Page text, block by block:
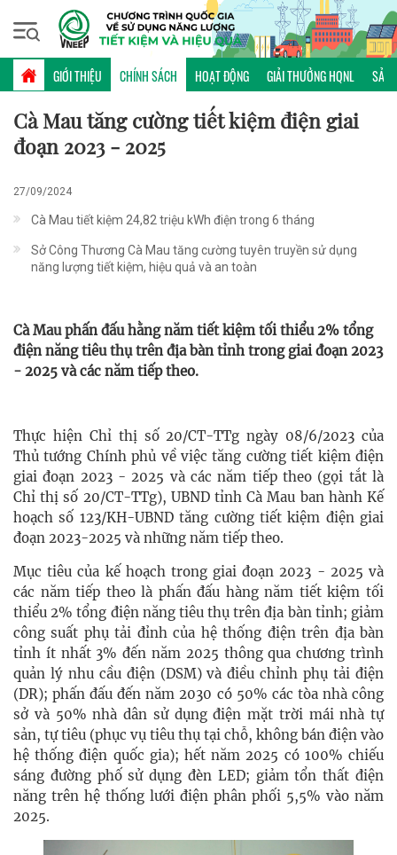
GIỚI THIỆU CHÍNH SÁCH HOẠT ĐỘNG GIẢI THƯỞNG HQNL SẢN
Thứ sáu, 07/08/2026 | 21:27 GMT+7
CHÍNH SÁCH
Cà Mau tăng cường tiết kiệm điện giai
đoạn 2023 - 2025
27/09/2024
Cà Mau tiết kiệm 24,82 triệu kWh điện trong 6 tháng
Sở Công Thương Cà Mau tăng cường tuyên truyền sử dụng
năng lượng tiết kiệm, hiệu quả và an toàn
Cà Mau phấn đấu hằng năm tiết kiệm tối thiểu 2% tổng
điện năng tiêu thụ trên địa bàn tỉnh trong giai đoạn 2023
- 2025 và các năm tiếp theo.
Thực hiện Chỉ thị số 20/CT-TTg ngày 08/6/2023 của
Thủ tướng Chính phủ về việc tăng cường tiết kiệm điện
giai đoạn 2023 - 2025 và các năm tiếp theo (gọi tắt là
Chỉ thị số 20/CT-TTg), UBND tỉnh Cà Mau ban hành Kế
hoạch số 123/KH-UBND tăng cường tiết kiệm điện giai
đoạn 2023-2025 và những năm tiếp theo.
Mục tiêu của kế hoạch trong giai đoạn 2023 - 2025 và
các năm tiếp theo là phấn đấu hàng năm tiết kiệm tối
thiểu 2% tổng điện năng tiêu thụ trên địa bàn tỉnh; giảm
công suất phụ tải đỉnh của hệ thống điện trên địa bàn
tỉnh ít nhất 3% đến năm 2025 thông qua chương trình
quản lý nhu cầu điện (DSM) và điều chỉnh phụ tải điện
(DR); phấn đấu đến năm 2030 có 50% các tòa nhà công
sở và 50% nhà dân sử dụng điện mặt trời mái nhà tự
sản, tự tiêu (phục vụ tiêu thụ tại chỗ, không bán điện vào
hệ thống điện quốc gia); hết năm 2025 có 100% chiếu
sáng đường phố sử dụng đèn LED; giảm tổn thất điện
năng trên hệ thống lưới điện phân phối 5,5% vào năm
2025.